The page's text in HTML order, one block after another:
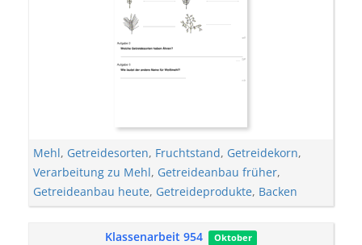
Mehl, Getreidesorten, Fruchtstand, Getreidekorn,
Verarbeitung zu Mehl, Getreideanbau früher,
Getreideanbau heute, Getreideprodukte, Backen
Klassenarbeit 954 Oktober